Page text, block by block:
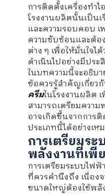
การติดตั้งเครื่องทำ
โรงงานผลิตนั้นเป็น
และความรอบคอบ เ
ความซับซ้อนและต้อ
ต่าง ๆ เพื่อให้มั่นใจไ
ดำเนินไปอย่างมีปร
ในบทความนี้จะอธิบ
ข้อควรรู้สำคัญเกี่ยว
ครีมในโรงงานผลิต
สามารถเตรียมควา
อาจเกิดขึ้นจากการ
ประเภทนี้ได้อย่างเห
การเตรียมร
พลังงานที่เพี
การเตรียมระบบไฟ
ที่ควรคำนึงถึง เนื่อง
ขนาดใหญ่ต้องใช้พลั